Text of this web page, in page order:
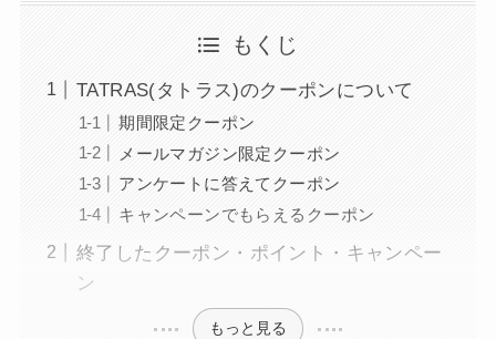
もくじ
TATRAS(タトラス)のクーポンについて
期間限定クーポン
メールマガジン限定クーポン
アンケートに答えてクーポン
キャンペーンでもらえるクーポン
終了したクーポン・ポイント・キャンペー
ン
もっと見る